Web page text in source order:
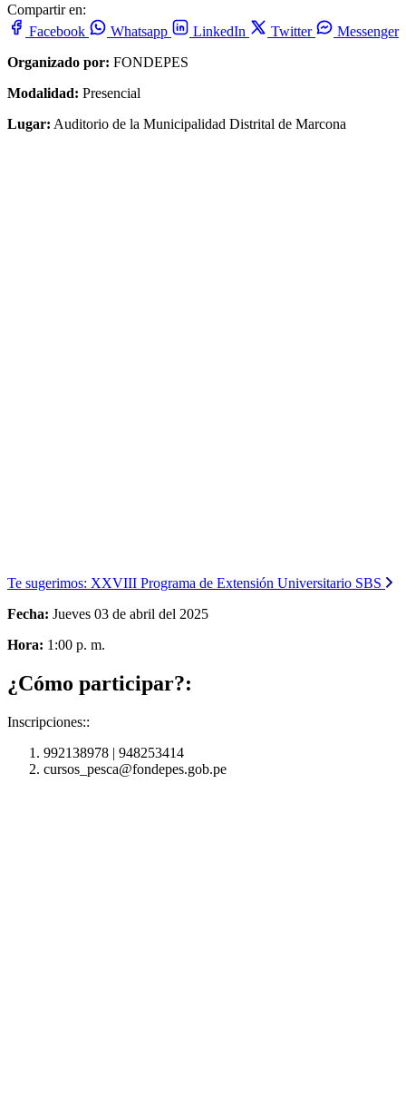
Compartir en:
Facebook
Whatsapp LinkedIn Twitter
Messenger
Organizado por: FONDEPES
Modalidad: Presencial
Lugar: Auditorio de la Municipalidad Distrital de Marcona
Te sugerimos: XXVIII Programa de Extensión Universitario SBS
Fecha: Jueves 03 de abril del 2025
Hora: 1:00 p. m.
¿Cómo participar?:
Inscripciones::
992138978 | 948253414
cursos_pesca@fondepes.gob.pe